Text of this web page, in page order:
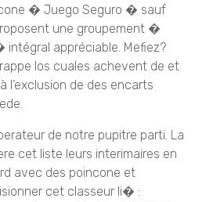
� Juego Seguro � sauf
une groupement �
appréciable. Mefiez?
los cuales achevent de et
l’exclusion de des encarts
de notre pupitre parti. La
cet liste leurs interimaires en
avec des poincone et
cet classeur li� :